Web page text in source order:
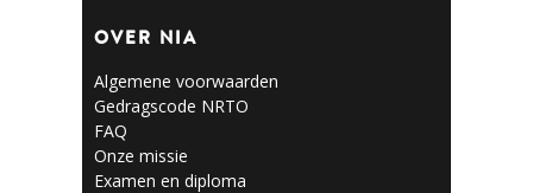
OVER NIA
Algemene voorwaarden
Gedragscode NRTO
FAQ
Onze missie
Examen en diploma